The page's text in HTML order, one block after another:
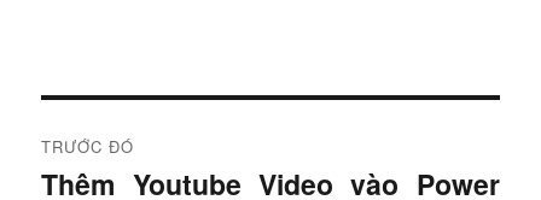
i
TRƯỚC ĐÓ
B
Thêm Youtube Video vào Power